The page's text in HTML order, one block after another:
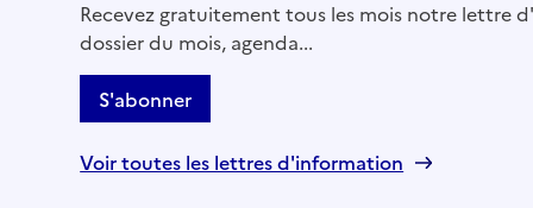
Mis à jour le : 22/07/2026
Service autonomie à domicile (aide)
Les Jardins d'Arcadie
Adresse
18 avenue Alsace Lorraine
19100-Brive-la-Gaillarde
Recevez gratuitement tous les mois notre lettre
dossier du mois, agenda...
S'abonner
Voir toutes les lettres d'information